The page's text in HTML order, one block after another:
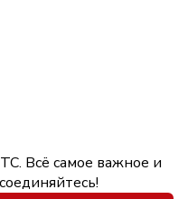
Всё самое важное и